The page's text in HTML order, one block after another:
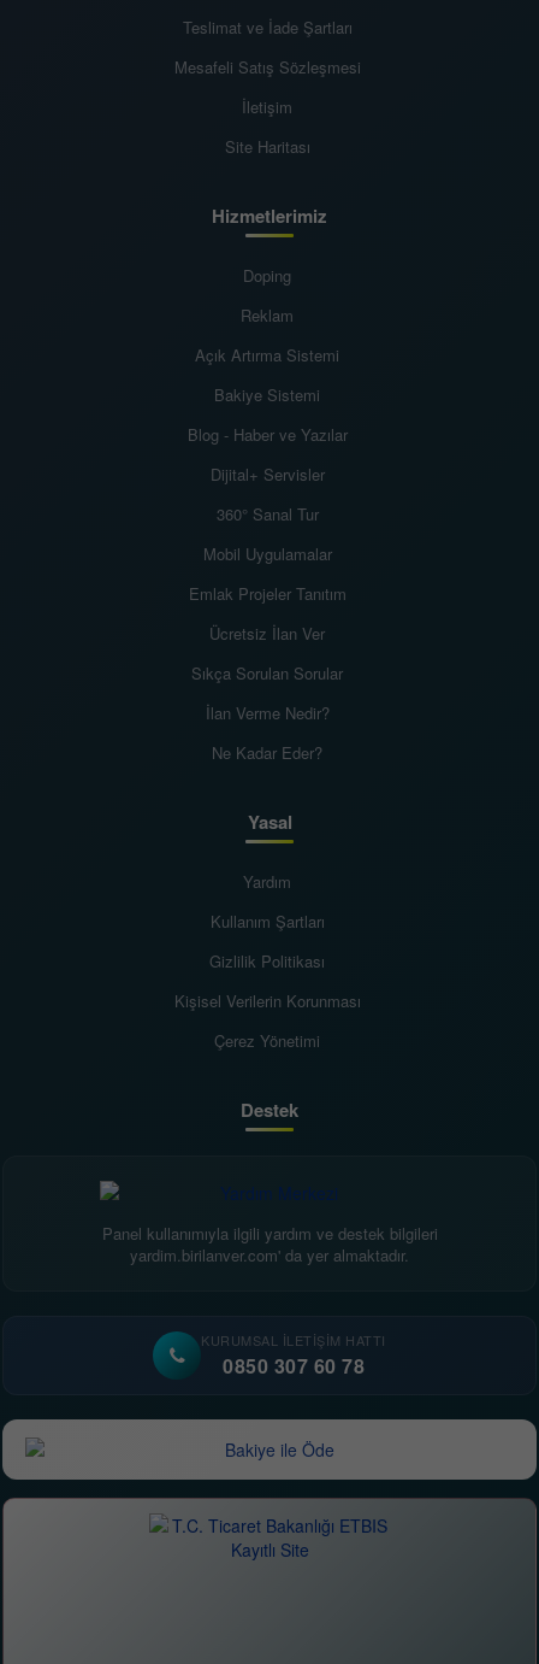
Teslimat ve İade Şartları
Mesafeli Satış Sözleşmesi
İletişim
Site Haritası
Hizmetlerimiz
Doping
Reklam
Açık Artırma Sistemi
Bakiye Sistemi
Blog - Haber ve Yazılar
Dijital+ Servisler
360° Sanal Tur
Mobil Uygulamalar
Emlak Projeler Tanıtım
Ücretsiz İlan Ver
Sıkça Sorulan Sorular
İlan Verme Nedir?
Ne Kadar Eder?
Yasal
Yardım
Kullanım Şartları
Gizlilik Politikası
Kişisel Verilerin Korunması
Çerez Yönetimi
Destek
Panel kullanımıyla ilgili yardım ve destek bilgileri
yardim.birilanver.com' da yer almaktadır.
KURUMSAL İLETIŞIM HATTI
0850 307 60 78